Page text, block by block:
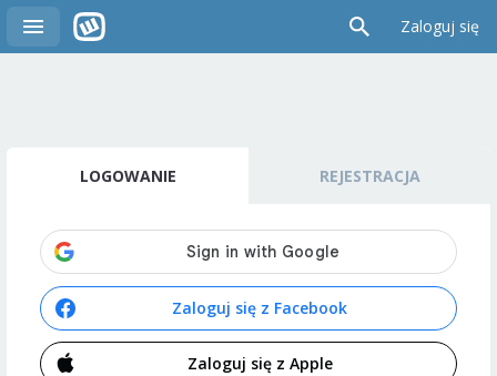
Zaloguj się
LOGOWANIE REJESTRACJA
Zaloguj się z Facebook
Zaloguj się z Apple